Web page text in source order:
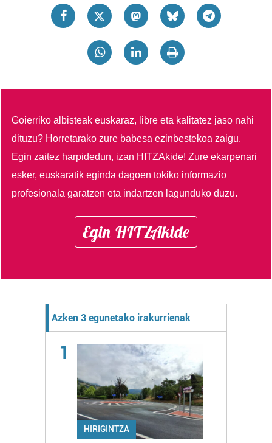
Goierriko albisteak euskaraz, libre eta kalitatez jaso nahi
dituzu? Horretarako zure babesa ezinbestekoa zaigu.
Egin zaitez harpidedun, izan HITZAkide!Zure ekarpenari
esker, euskaratik eginda dagoen tokiko informazio
profesionala garatzen eta indartzen lagunduko duzu.
Egin HITZAkide
Azken 3 egunetako irakurrienak
1
HIRIGINTZA